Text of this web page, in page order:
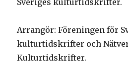
Sveriges kulturtidskrifter.
Arrangör: Föreningen för
kulturtidskrifter och
Kulturtidskrifter.